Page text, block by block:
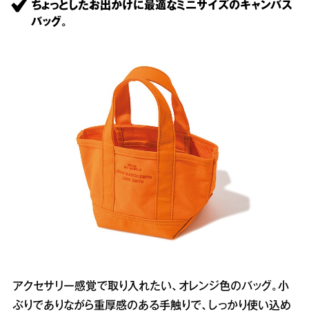
ちょっとしたお出かけに最適なミニサイズのキャンバス
バッグ。
アクセサリー感覚で取り入れたい、オレンジ色のバッグ。小
ぶりでありながら重厚感のある手触りで、しっかり使い込め